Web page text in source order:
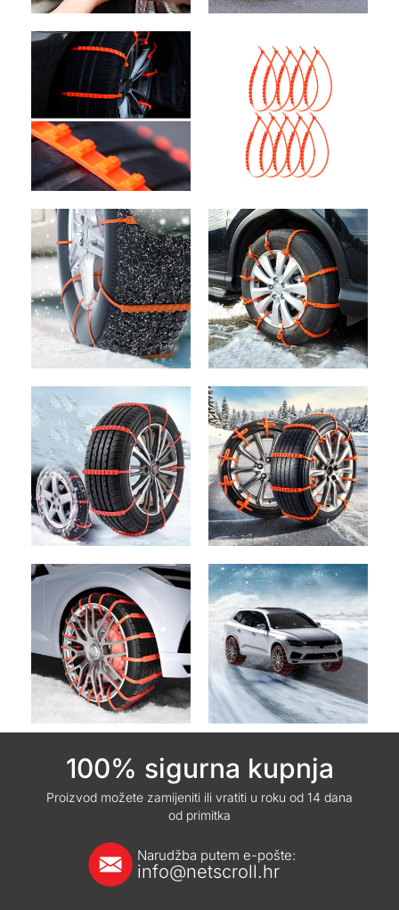
100% sigurna kupnja
Proizvod možete zamijeniti ili vratiti u roku od 14 dana
od primitka
Narudžba putem e-pošte:
info@netscroll.hr